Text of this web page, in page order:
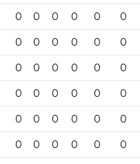
0 0 0 0 0 0
0 0 0 0 0 0
0 0 0 0 0 0
0 0 0 0 0 0
0 0 0 0 0 0
0 0 0 0 0 0